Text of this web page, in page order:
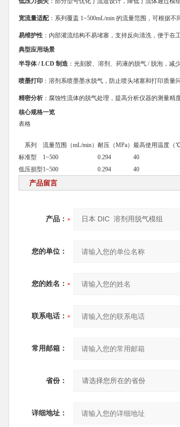
宽流量适配：系列覆盖 1~500mL/min 的流量范围，可根据不
易维护性：内部灌流结构不易堵塞，支持反向清洗，便于在
典型应用场景
半导体 / LCD 制造：光刻胶、溶剂、药液的脱气 / 脱泡，减
喷墨打印：溶剂系喷墨墨水脱气，防止喷头堵塞和打印质量问
精密分析：腐蚀性流体的脱气处理，提高分析仪器的测量精度
核心规格一览
表格
系列 流量范围（mL/min） 耐压（MPa） 最高使用温度（℃
标准型
1~500 0.294 40
低压损型1~500 0.294 40
产品留言
产品：
您的单位：
您的姓名：
联系电话：
常用邮箱：
省份：
详细地址：